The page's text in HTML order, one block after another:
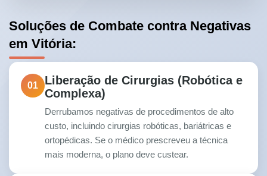
Soluções de Combate contra Negativas
em Vitória:
01
Liberação de Cirurgias (Robótica e
Complexa)
Derrubamos negativas de procedimentos de alto
custo, incluindo cirurgias robóticas, bariátricas e
ortopédicas. Se o médico prescreveu a técnica
mais moderna, o plano deve custear.